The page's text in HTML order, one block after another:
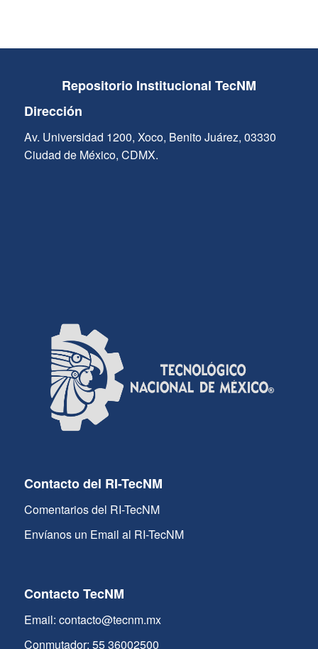
Repositorio Institucional TecNM
Dirección
Av. Universidad 1200, Xoco, Benito Juárez, 03330
Ciudad de México, CDMX.
Contacto del RI-TecNM
Comentarios del RI-TecNM
Envíanos un Email al RI-TecNM
Contacto TecNM
Email: contacto@tecnm.mx
Conmutador: 55 36002500